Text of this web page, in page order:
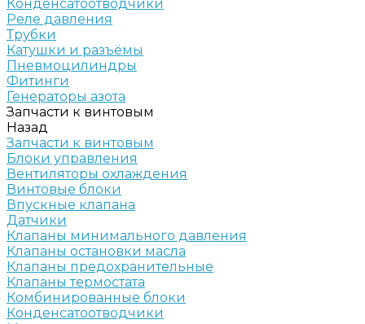
Конденсатоотводчики
Реле давления
Трубки
Катушки и разъёмы
Пневмоцилиндры
Фитинги
Генераторы азота
Запчасти к винтовым
Назад
Запчасти к винтовым
Блоки управления
Вентиляторы охлаждения
Винтовые блоки
Впускные клапана
Датчики
Клапаны минимального давления
Клапаны остановки масла
Клапаны предохранительные
Клапаны термостата
Комбинированные блоки
Конденсатоотводчики